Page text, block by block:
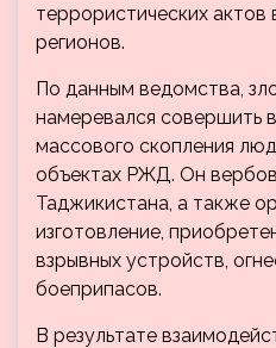
террористических актов
регионов.
По данным ведомства,
намеревался совершить
массового скопления
объектах РЖД. Он
Таджикистана, а также
изготовление,
взрывных устройств,
боеприпасов.
В результате